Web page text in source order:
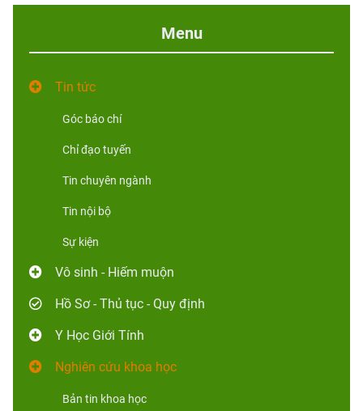
Menu
Tin tức
Góc báo chí
Chỉ đạo tuyến
Tin chuyên ngành
Tin nội bộ
Sự kiện
Vô sinh - Hiếm muộn
Hồ Sơ - Thủ tục - Quy định
Y Học Giới Tính
Nghiên cứu khoa học
Bản tin khoa học